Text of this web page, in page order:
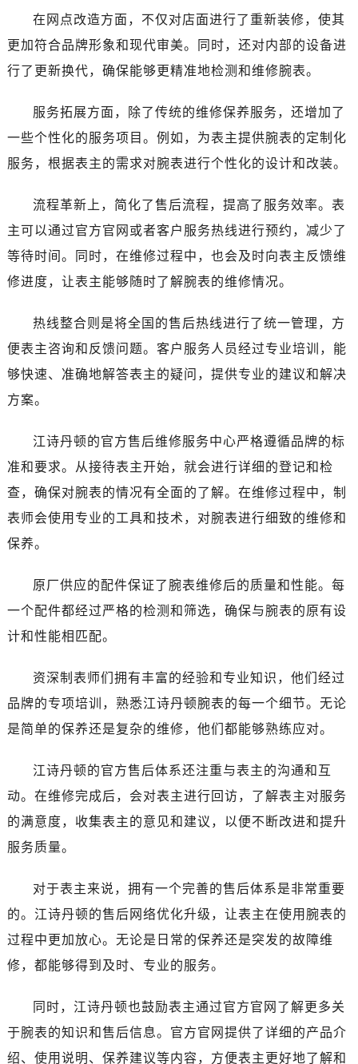
湖南省长沙市芙蓉区建湘路393号世茂环球金融中心写字楼10层1013室江诗丹顿售后服务中心（需提前预约）
湖南省株洲市芦淞区建设南路江诗丹顿售后服务中心（需提前预约）
甘肃省敦煌市沙州镇阳关中路江诗丹顿售后服务中心（需提前预约）
甘肃省合作市人民街江诗丹顿售后服务中心（需提前预约）
甘肃省平凉市崆峒区西大街江诗丹顿售后服务中心（需提前预约）
甘肃省武威市凉州区迎宾路江诗丹顿售后服务中心（需提前预约）
甘肃省张掖市甘州区民乐北路江诗丹顿售后服务中心（需提前预约）
宁夏回族自治区固原市原州区文化街江诗丹顿售后服务中心（需提前预约）
宁夏回族自治区银川市兴庆区新华东路97号新百中心C馆一层C1-18号商铺江诗丹顿售后服务中心（需提前预约）
宁夏回族自治区中卫市沙坡头区鼓楼东街江诗丹顿售后服务中心（需提前预约）
青海省海北藏族自治州海晏县将军路江诗丹顿售后服务中心（需提前预约）
陕西省汉中市汉台区北大街江诗丹顿售后服务中心（需提前预约）
陕西省商洛市商州区州城街江诗丹顿售后服务中心（需提前预约）
陕西省渭南市临渭区东风大街江诗丹顿售后服务中心（需提前预约）
陕西省咸阳市秦都区沣西新城统一西路与白马河路交汇处江诗丹顿售后服务中心（需提前预约）
陕西省延安市宝塔区中心街江诗丹顿售后服务中心（需提前预约）
新疆维吾尔自治区阿拉尔市胜利大道江诗丹顿售后服务中心（需提前预约）
新疆维吾尔自治区阿拉山口市友好路江诗丹顿售后服务中心（需提前预约）
新疆维吾尔自治区阿勒泰市解放路江诗丹顿售后服务中心（需提前预约）
新疆维吾尔自治区北屯市团结路江诗丹顿售后服务中心（需提前预约）
新疆维吾尔自治区博乐市博乐市北京路江诗丹顿售后服务中心（需提前预约）
在网点改造方面，不仅对店面进行了重新装修，使其
更加符合品牌形象和现代审美。同时，还对内部的设备进
行了更新换代，确保能够更精准地检测和维修腕表。
服务拓展方面，除了传统的维修保养服务，还增加了
一些个性化的服务项目。例如，为表主提供腕表的定制化
服务，根据表主的需求对腕表进行个性化的设计和改装。
流程革新上，简化了售后流程，提高了服务效率。表
主可以通过官方官网或者客户服务热线进行预约，减少了
等待时间。同时，在维修过程中，也会及时向表主反馈维
修进度，让表主能够随时了解腕表的维修情况。
热线整合则是将全国的售后热线进行了统一管理，方
便表主咨询和反馈问题。客户服务人员经过专业培训，能
够快速、准确地解答表主的疑问，提供专业的建议和解决
方案。
江诗丹顿的官方售后维修服务中心严格遵循品牌的标
准和要求。从接待表主开始，就会进行详细的登记和检
查，确保对腕表的情况有全面的了解。在维修过程中，制
表师会使用专业的工具和技术，对腕表进行细致的维修和
保养。
原厂供应的配件保证了腕表维修后的质量和性能。每
一个配件都经过严格的检测和筛选，确保与腕表的原有设
计和性能相匹配。
资深制表师们拥有丰富的经验和专业知识，他们经过
品牌的专项培训，熟悉江诗丹顿腕表的每一个细节。无论
是简单的保养还是复杂的维修，他们都能够熟练应对。
江诗丹顿的官方售后体系还注重与表主的沟通和互
动。在维修完成后，会对表主进行回访，了解表主对服务
的满意度，收集表主的意见和建议，以便不断改进和提升
服务质量。
对于表主来说，拥有一个完善的售后体系是非常重要
的。江诗丹顿的售后网络优化升级，让表主在使用腕表的
过程中更加放心。无论是日常的保养还是突发的故障维
修，都能够得到及时、专业的服务。
同时，江诗丹顿也鼓励表主通过官方官网了解更多关
于腕表的知识和售后信息。官方官网提供了详细的产品介
绍、使用说明、保养建议等内容，方便表主更好地了解和